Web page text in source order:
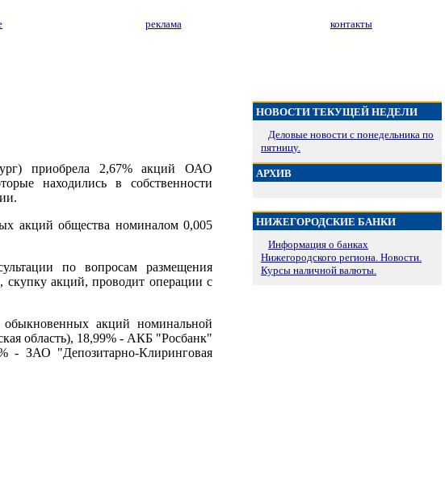
реклама контакты
приобрела 2,67% акций ОАО
находились в собственности
акций общества номиналом 0,005
по вопросам размещения
скупку акций, проводит операции с
акций номинальной
область), 18,99% - АКБ "Росбанк"
- ЗАО "Депозитарно-Клиринговая
НОВОСТИ ТЕКУЩЕЙ НЕДЕЛИ
Деловые новости с понедельника по
пятницу.
АРХИВ
НИЖЕГОРОДСКИЕ БАНКИ
Информация о банках
Нижегородского региона. Новости.
Курсы наличной валюты.